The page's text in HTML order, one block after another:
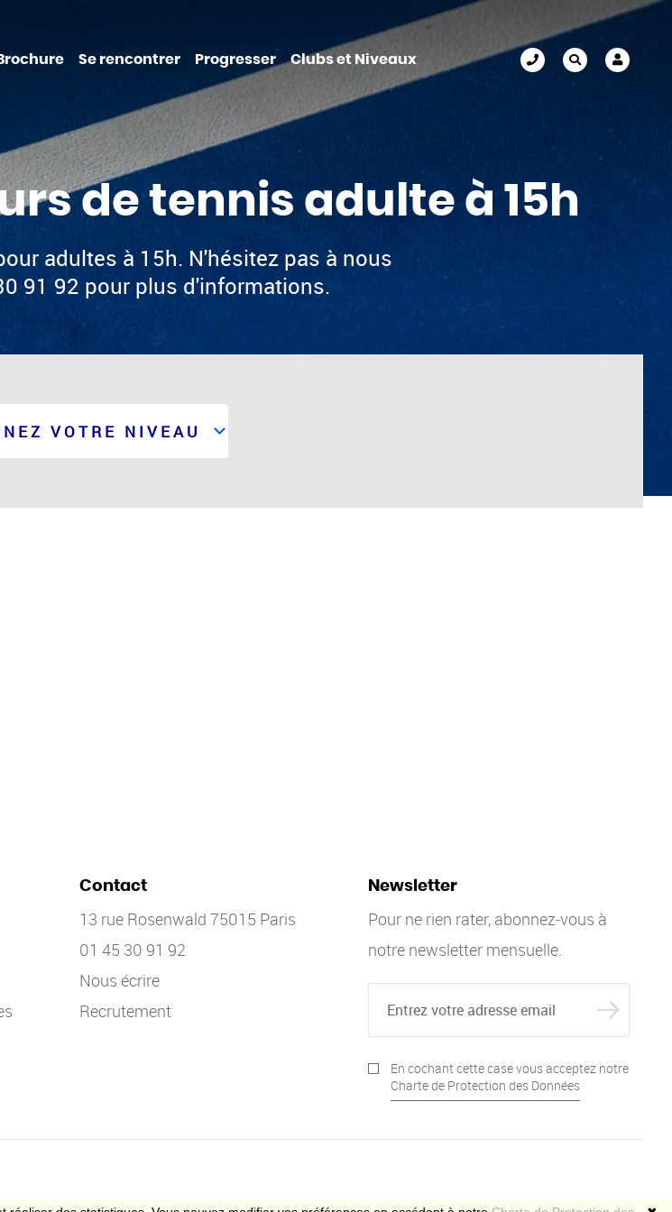
Se rencontrer Progresser Clubs et Niveaux
de tennis adulte à 15h
adultes à 15h. N'hésitez pas à nous
91 92 pour plus d'informations.
Contact
13 rue Rosenwald 75015 Paris
01 45 30 91 92
Nous écrire
Recrutement
Newsletter
Pour ne rien rater, abonnez-vous à
notre newsletter mensuelle.
En cochant cette case vous acceptez notre
Charte de Protection des Données